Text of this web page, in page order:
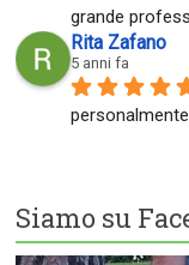
grande
Rita Zafano
5 anni fa
Siamo su